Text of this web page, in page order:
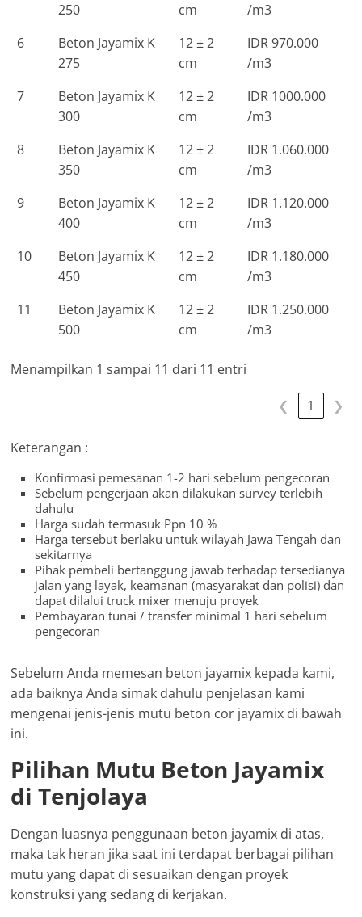
250
cm
/m3
6
Beton Jayamix K
275
12 ± 2
cm
IDR 970.000
/m3
7
Beton Jayamix K
300
12 ± 2
cm
IDR 1000.000
/m3
8
Beton Jayamix K
350
12 ± 2
cm
IDR 1.060.000
/m3
9
Beton Jayamix K
400
12 ± 2
cm
IDR 1.120.000
/m3
10
Beton Jayamix K
450
12 ± 2
cm
IDR 1.180.000
/m3
11
Beton Jayamix K
500
12 ± 2
cm
IDR 1.250.000
/m3
Menampilkan 1 sampai 11 dari 11 entri
❮ 1 ❯
Keterangan :
Konfirmasi pemesanan 1-2 hari sebelum pengecoran
Sebelum pengerjaan akan dilakukan survey terlebih
dahulu
Harga sudah termasuk Ppn 10 %
Harga tersebut berlaku untuk wilayah Jawa Tengah dan
sekitarnya
Pihak pembeli bertanggung jawab terhadap tersedianya
jalan yang layak, keamanan (masyarakat dan polisi) dan
dapat dilalui truck mixer menuju proyek
Pembayaran tunai / transfer minimal 1 hari sebelum
pengecoran
Sebelum Anda memesan beton jayamix kepada kami,
ada baiknya Anda simak dahulu penjelasan kami
mengenai jenis-jenis mutu beton cor jayamix di bawah
ini.
Pilihan Mutu Beton Jayamix
di Tenjolaya
Dengan luasnya penggunaan beton jayamix di atas,
maka tak heran jika saat ini terdapat berbagai pilihan
mutu yang dapat di sesuaikan dengan proyek
konstruksi yang sedang di kerjakan.